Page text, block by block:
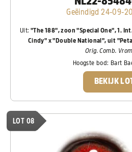
Geëindigd 24-09-
Uit: "The 188", zoon "Special One", 1.
Cindy" x "Double National", uit
Orig. Comb.
Hoogste bod: Bart
BEKIJK
LOT 08